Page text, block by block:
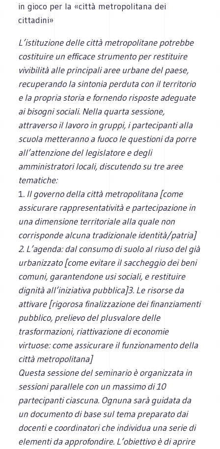
in gioco per la «città metropolitana dei
cittadini»
L’istituzione delle città metropolitane potrebbe
costituire un efficace strumento per restituire
vivibilità alle principali aree urbane del paese,
recuperando la sintonia perduta con il territorio
e la propria storia e fornendo risposte adeguate
ai bisogni sociali. Nella quarta sessione,
attraverso il lavoro in gruppi, i partecipanti alla
scuola metteranno a fuoco le questioni da porre
all’attenzione del legislatore e degli
amministratori locali, discutendo su tre aree
tematiche:
1. Il governo della città metropolitana [come
assicurare rappresentatività e partecipazione in
una dimensione territoriale alla quale non
corrisponde alcuna tradizionale identità/patria]
2. L’agenda: dal consumo di suolo al riuso del già
urbanizzato [come evitare il saccheggio dei beni
comuni, garantendone usi sociali, e restituire
dignità all’iniziativa pubblica]3. Le risorse da
attivare [rigorosa finalizzazione dei finanziamenti
pubblico, prelievo del plusvalore delle
trasformazioni, riattivazione di economie
virtuose: come assicurare il funzionamento della
città metropolitana]
Questa sessione del seminario è organizzata in
sessioni parallele con un massimo di 10
partecipanti ciascuna. Ognuna sarà guidata da
un documento di base sul tema preparato dai
docenti e coordinatori che individua una serie di
elementi da approfondire. L’obiettivo è di aprire